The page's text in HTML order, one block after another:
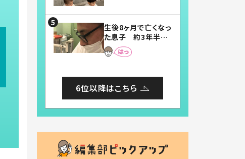
まらない」「幸せにな
れる」
生後8ヶ月で亡くなっ
た息子 約3年半
後、当時の妻の日記
に書いてあった本音
6位以降はこちら